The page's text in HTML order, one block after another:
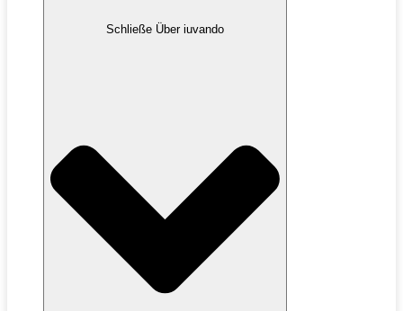
Schließe Über iuvando